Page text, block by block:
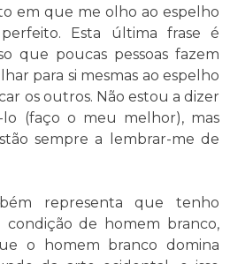
em que me olho ao espelho
Esta última frase é
que poucas pessoas fazem
para si mesmas ao espelho
os outros. Não estou a dizer
(faço o meu melhor), mas
sempre a lembrar-me de
representa que tenho
condição de homem branco,
o homem branco domina